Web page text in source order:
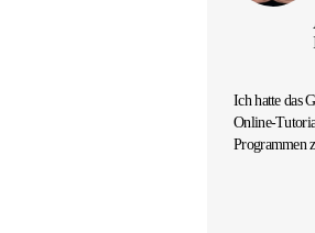
Ich hatte das
Online-
Programmen